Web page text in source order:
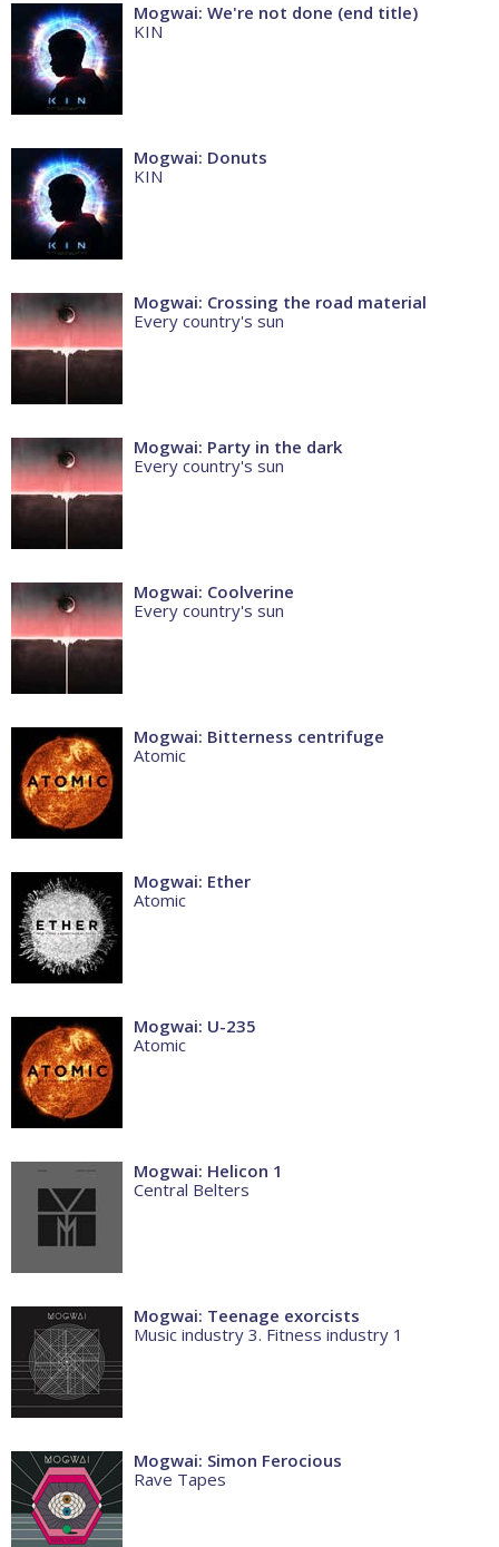
Mogwai: We're not done (end title)
KIN
Mogwai: Donuts
KIN
Mogwai: Crossing the road material
Every country's sun
Mogwai: Party in the dark
Every country's sun
Mogwai: Coolverine
Every country's sun
Mogwai: Bitterness centrifuge
Atomic
Mogwai: Ether
Atomic
Mogwai: U-235
Atomic
Mogwai: Helicon 1
Central Belters
Mogwai: Teenage exorcists
Music industry 3. Fitness industry 1
Mogwai: Simon Ferocious
Rave Tapes